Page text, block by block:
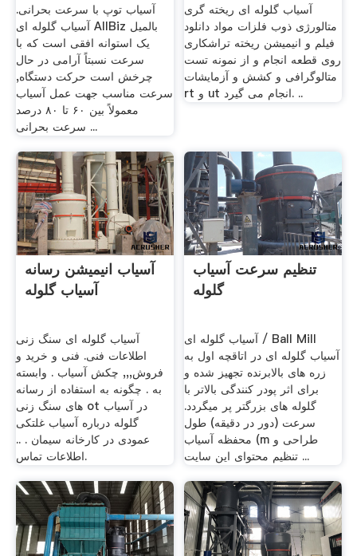
آسیاب توپ با سرعت بحرانی.
آسیاب گلوله ای AllBiz بالمیل
یک استوانه افقی است که با
سرعت نسبتاً آرامی در حال
چرخش است حرکت دستگاه,
سرعت مناسب جهت عمل آسیاب
معمولاً بین ۶٠ تا ۸٠ درصد
سرعت بحرانی ...
آسیاب گلوله ای ریخته گری
متالورژی ذوب فلزات مواد دانلود
فیلم و انیمیشن ریخته تراشکاری
روی قطعه انجام و از نمونه تست
متالوگرافی و کشش و آزمایشات
rt و ut انجام می گیرد. ..
آسیاب انیمیشن رسانه
آسیاب گلوله
آسیاب گلوله ای سنگ زنی
اطلاعات فنی. فنی و خرید و
فروش,,, چکش آسیاب . وابسته
به . چگونه به استفاده از رسانه
های سنگ زنی ot در آسیاب
گلوله درباره آسیاب غلتکی
عمودی در کارخانه سیمان . ..
اطلاعات تماس.
تنظیم سرعت آسیاب
گلوله
آسیاب گلوله ای / Ball Mill
آسیاب گلوله ای در اتاقچه اول به
زره های بالابرنده تجهیز شده و
برای اثر پودر کنندگی بالاتر با
گلوله های بزرگتر پر میگردد.
سرعت (دور در دقیقه) طول
محفظه آسیاب (m طراحی و
تنظیم محتوای این سایت ...